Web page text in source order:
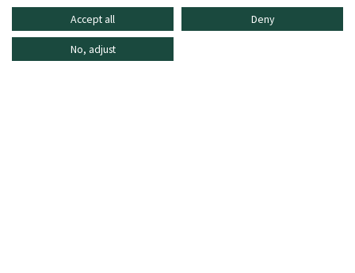
Accept all Deny
No, adjust